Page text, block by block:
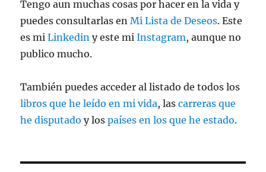
Tengo aun muchas cosas por hacer en la vida y
puedes consultarlas enMi Lista de Deseos. Este
es miLinkedin y este miInstagram, aunque no
publico mucho.
También puedes acceder al listado de todos los
libros que he leído en mi vida, lascarreras que
he disputado y lospaíses en los que he estado.